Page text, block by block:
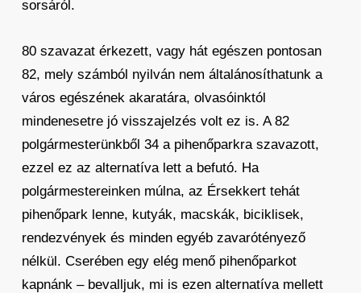
sorsáról.
80 szavazat érkezett, vagy hát egészen pontosan
82, mely számból nyilván nem általánosíthatunk a
város egészének akaratára, olvasóinktól
mindenesetre jó visszajelzés volt ez is. A 82
polgármesterünkből 34 a pihenőparkra szavazott,
ezzel ez az alternatíva lett a befutó. Ha
polgármestereinken múlna, az Érsekkert tehát
pihenőpark lenne, kutyák, macskák, biciklisek,
rendezvények és minden egyéb zavarótényező
nélkül. Cserében egy elég menő pihenőparkot
kapnánk – bevalljuk, mi is ezen alternatíva mellett